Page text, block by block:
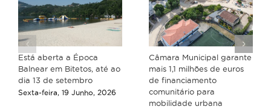
Está aberta a Época
Balnear em Bitetos, até ao
dia 13 de setembro
Sexta-feira, 19 Junho, 2026
Câmara Municipal garante
mais 1,1 milhões de euros
de financiamento
comunitário para
mobilidade urbana